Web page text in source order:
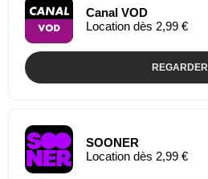
Canal VOD
Location dès 2,99 €
REGARDER
SOONER
Location dès 2,99 €